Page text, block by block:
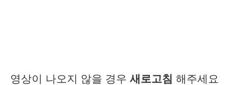
영상이 나오지 않을 경우 새로고침 해주세요